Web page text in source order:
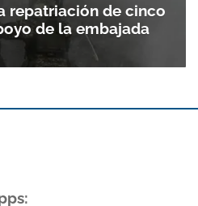
repatriación de cinco
de la embajada